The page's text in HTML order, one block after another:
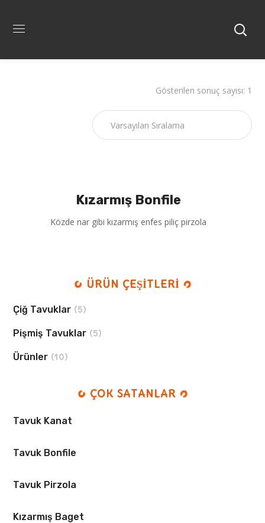
Gösterilen sonuç sayısı: 1
Kızarmış Bonfile
Közde nar gibi kızarmış enfes piliç pirzola
ÜRÜN ÇEŞİTLERİ
Çiğ Tavuklar (5)
Pişmiş Tavuklar (5)
Ürünler (10)
ÇOK SATANLAR
Tavuk Kanat
Tavuk Bonfile
Tavuk Pirzola
Kızarmış Baget